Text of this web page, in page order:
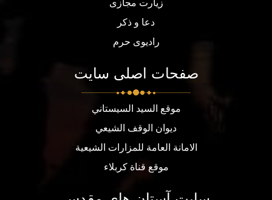
زیارت مجازی
دعا و ذکر
رادیوی حرم
صفحات اصلی سایت
موقع السيد السيستاني
ديوان الوقف الشيعي
الامانة العامة للمزارات الشيعية
موقع قناة كربلاء